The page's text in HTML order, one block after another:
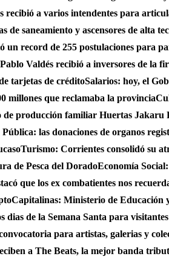
recibió a varios intendentes para
de saneamiento y ascensores de alta
un record de 255 postulaciones para
Valdés recibió a inversores de la
tarjetas de créditoSalarios: hoy, el
millones que reclamaba la provincia
producción familiar Huertas Jakaru
Pública: las donaciones de organos
Turismo: Corrientes consolidó su
de Pesca del DoradoEconomía
que los ex combatientes nos
Capitalinas: Ministerio de Educación
de la Semana Santa para
para artistas, galerias y
a The Beats, la mejor banda